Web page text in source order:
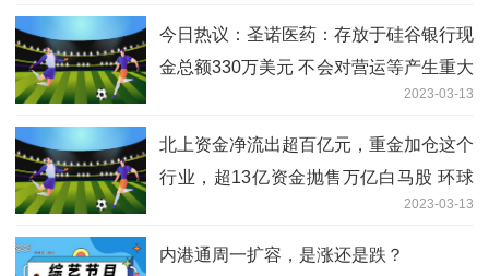
今日热议：圣诺医药：存放于硅谷银行现
金总额330万美元 不会对营运等产生重大
2023-03-13
北上资金净流出超百亿元，重金加仓这个
行业，超13亿资金抛售万亿白马股 环球
2023-03-13
内港通周一扩容，是涨还是跌？